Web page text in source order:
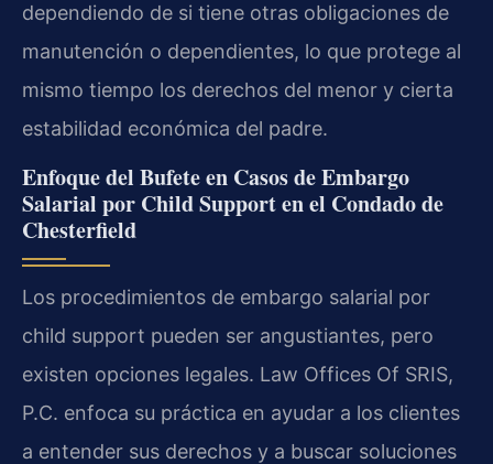
dependiendo de si tiene otras obligaciones de
manutención o dependientes, lo que protege al
mismo tiempo los derechos del menor y cierta
estabilidad económica del padre.
Enfoque del Bufete en Casos de Embargo
Salarial por Child Support en el Condado de
Chesterfield
Los procedimientos de embargo salarial por
child support pueden ser angustiantes, pero
existen opciones legales. Law Offices Of SRIS,
P.C. enfoca su práctica en ayudar a los clientes
a entender sus derechos y a buscar soluciones